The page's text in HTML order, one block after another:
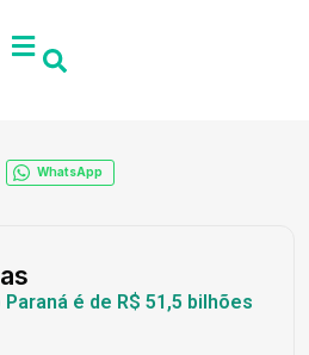
WhatsApp
é de R$ 51,5 bilhões